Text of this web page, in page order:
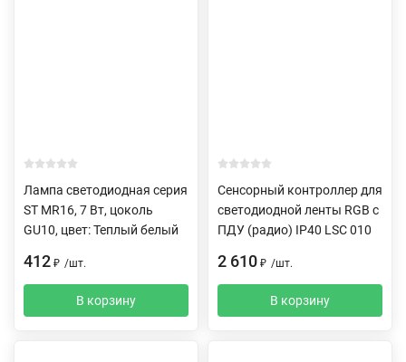
Лампа светодиодная серия
ST MR16, 7 Вт, цоколь
GU10, цвет: Теплый белый
412 ₽ /шт.
В корзину
Сенсорный контроллер для
светодиодной ленты RGB с
ПДУ (радио) IP40 LSC 010
2 610 ₽ /шт.
В корзину